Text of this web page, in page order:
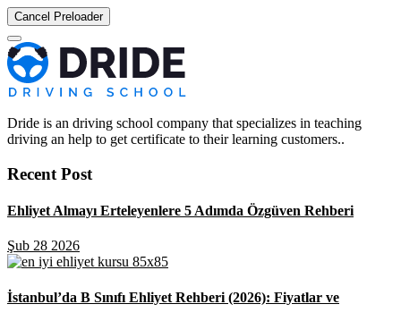
Cancel Preloader
Dride is an driving school company that specializes in teaching
driving an help to get certificate to their learning customers..
Recent Post
Ehliyet Almayı Erteleyenlere 5 Adımda Özgüven Rehberi
Şub 28 2026
İstanbul’da B Sınıfı Ehliyet Rehberi (2026): Fiyatlar ve